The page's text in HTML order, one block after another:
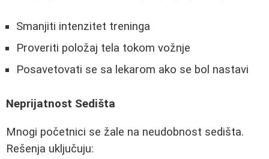
Smanjiti intenzitet treninga
Proveriti položaj tela tokom vožnje
Posavetovati se sa lekarom ako se bol nastavi
Neprijatnost Sedišta
Mnogi početnici se žale na neudobnost sedišta.
Rešenja uključuju: